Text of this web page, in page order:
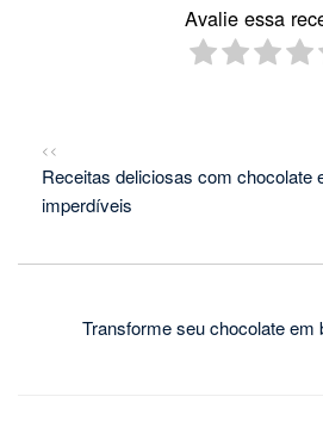
Avalie essa
<<
Receitas deliciosas com chocolate
imperdíveis
Transforme seu chocolate